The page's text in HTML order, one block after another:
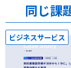
同じ課
ビジネスサービス